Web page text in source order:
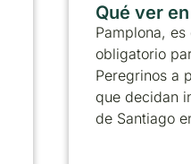
Qué ver
Pamplona,
obligatorio
Peregrinos a
que decidan
de Santiago